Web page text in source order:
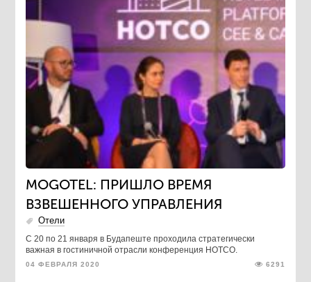
MOGOTEL: ПРИШЛО ВРЕМЯ
ВЗВЕШЕННОГО УПРАВЛЕНИЯ
Отели
С 20 по 21 января в Будапеште проходила стратегически
важная в гостиничной отрасли конференция HOTCO.
04 ФЕВРАЛЯ 2020 6291